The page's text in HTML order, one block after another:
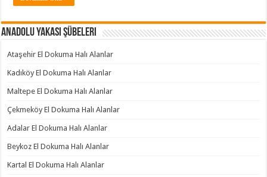
Anadolu Yakası Şübeleri
Ataşehir El Dokuma Halı Alanlar
Kadıköy El Dokuma Halı Alanlar
Maltepe El Dokuma Halı Alanlar
Çekmeköy El Dokuma Halı Alanlar
Adalar El Dokuma Halı Alanlar
Beykoz El Dokuma Halı Alanlar
Kartal El Dokuma Halı Alanlar